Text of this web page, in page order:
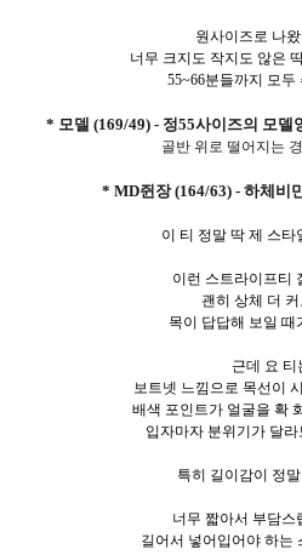
원사이즈로 나왔
너무 크지도 작지도 않은
55~66분들까지 모두
* 모델 (169/49) - 정55사이즈의 모델
골반 위로 떨어지는
* MD쥔장 (164/63) - 하체비
이 티 정말 딱 제 스타
이런 스트라이프티
괜히 상체 더 커
목이 답답해 보일 때
근데 요 티
보트넷 느낌으로 목선이
배색 포인트가 얼굴을 확
입자마자 분위기가 달
특히 길이감이 정
너무 짧아서 부담스
길어서 넣어입어야 하는